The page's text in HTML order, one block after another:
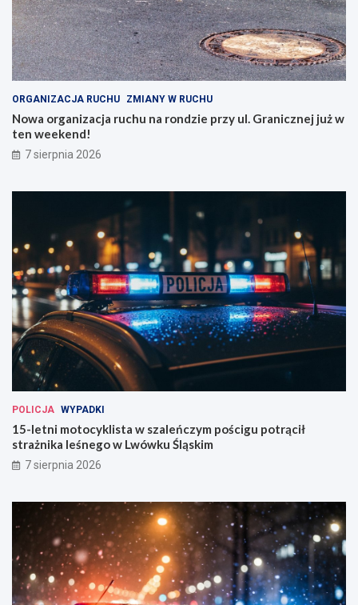
ORGANIZACJA RUCHU ZMIANY W RUCHU
Nowa organizacja ruchu na rondzie przy ul. Granicznej już w
ten weekend!
7 sierpnia 2026
POLICJA WYPADKI
15-letni motocyklista w szaleńczym pościgu potrącił
strażnika leśnego w Lwówku Śląskim
7 sierpnia 2026